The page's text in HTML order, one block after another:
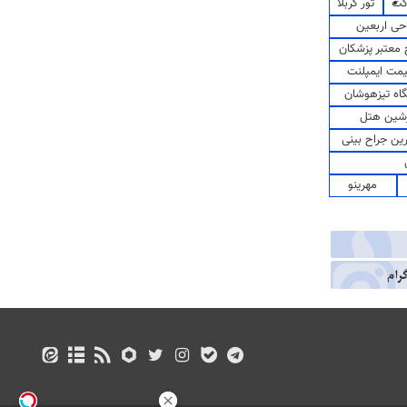
اربعین
پزشکان
ایمپلنت
تیزهوشان
هتل
جراح بینی
مهرینو